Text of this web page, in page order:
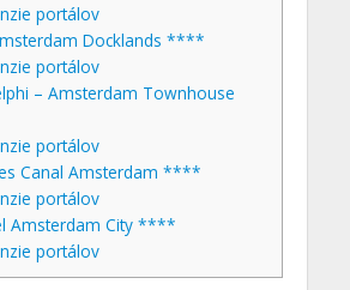
portálov
Docklands ****
portálov
– Amsterdam Townhouse
portálov
Canal Amsterdam ****
portálov
Amsterdam City ****
portálov